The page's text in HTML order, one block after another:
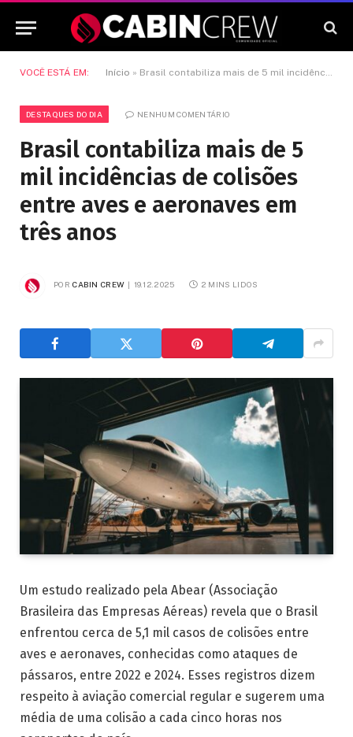
VOCÊ ESTÁ EM: Início » Brasil contabiliza mais de 5 mil incidências de colisões entre aves e aeronaves em três anos
DESTAQUES DO DIA NENHUM COMENTÁRIO
Brasil contabiliza mais de 5
mil incidências de colisões
entre aves e aeronaves em
três anos
POR CABIN CREW 19.12.2025 2 MINS LIDOS
Um estudo realizado pela Abear (Associação
Brasileira das Empresas Aéreas) revela que o Brasil
enfrentou cerca de 5,1 mil casos de colisões entre
aves e aeronaves, conhecidas como ataques de
pássaros, entre 2022 e 2024. Esses registros dizem
respeito à aviação comercial regular e sugerem uma
média de uma colisão a cada cinco horas nos